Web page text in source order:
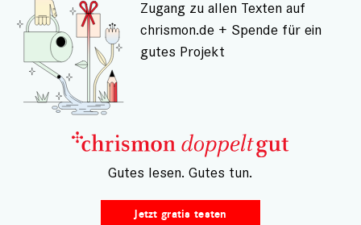
In Zusammenarbeit mit
© chrismon.de 2001 - 2026
Alle Rechte vorbehalten.
Zugang zu allen Texten auf
chrismon.de + Spende für ein
gutes Projekt
– Gutes lesen. Gutes tun.
Jetzt gratis testen